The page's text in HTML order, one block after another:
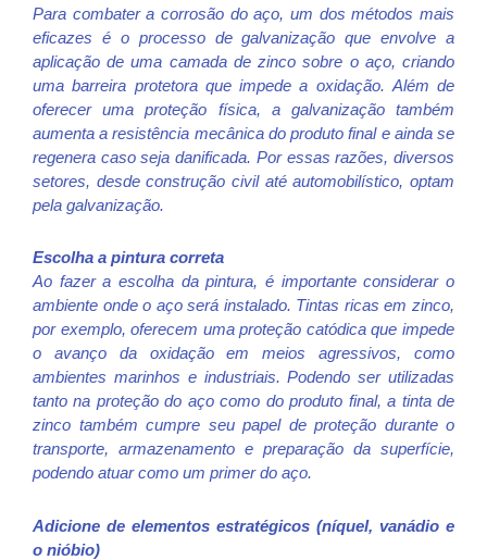
Para combater a corrosão do aço, um dos métodos mais
eficazes é o processo de galvanização que envolve a
aplicação de uma camada de zinco sobre o aço, criando
uma barreira protetora que impede a oxidação. Além de
oferecer uma proteção física, a galvanização também
aumenta a resistência mecânica do produto final e ainda se
regenera caso seja danificada. Por essas razões, diversos
setores, desde construção civil até automobilístico, optam
pela galvanização.
Escolha a pintura correta
Ao fazer a escolha da pintura, é importante considerar o
ambiente onde o aço será instalado. Tintas ricas em zinco,
por exemplo, oferecem uma proteção catódica que impede
o avanço da oxidação em meios agressivos, como
ambientes marinhos e industriais.Podendo ser utilizadas
tanto na proteção do aço como do produto final, a tinta de
zinco também cumpre seu papel de proteção durante o
transporte, armazenamento e preparação da superfície,
podendo atuar como um primer do aço.
Adicione de elementos estratégicos (níquel, vanádio e
o nióbio)